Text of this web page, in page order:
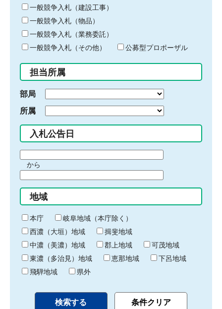
キ
ー
ワ
ー
ド
入
力
一般競争入札（建設工事）
一般競争入札（物品）
一般競争入札（業務委託）
一般競争入札（その他）
公募型プロポーザル
担当所属
部局
所属
入札公告日
間
始
り
から
間
終
わ
り
地域
本庁
岐阜地域（本庁除く）
西濃（大垣）地域
揖斐地域
中濃（美濃）地域
郡上地域
可茂地域
東濃（多治見）地域
恵那地域
下呂地域
飛騨地域
県外